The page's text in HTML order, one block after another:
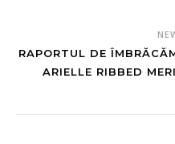
RAPORTUL DE
ARIELLE RIBBED